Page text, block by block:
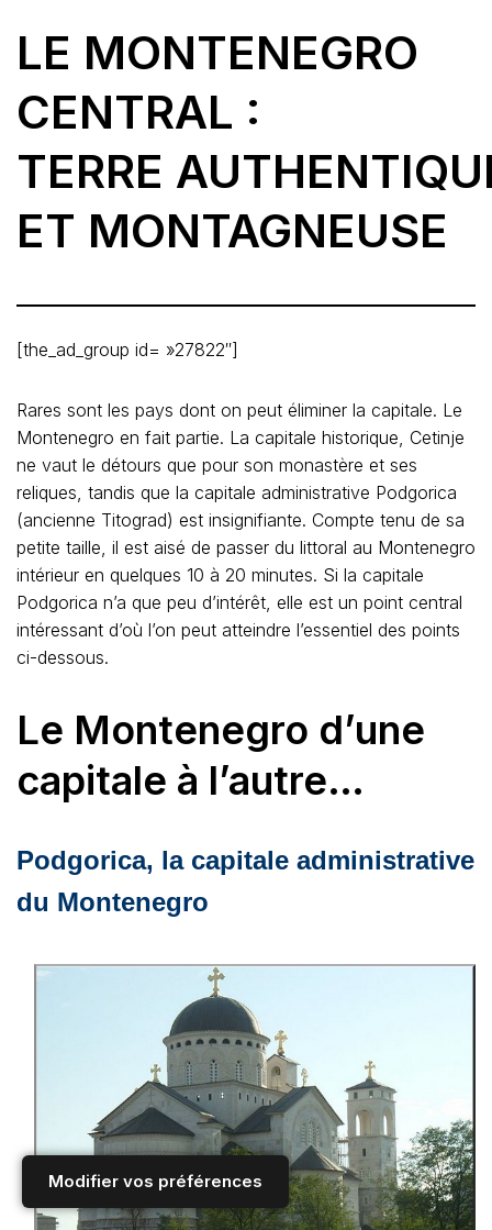
Modifier vos préférences
LE MONTENEGRO
CENTRAL :
TERRE
ET MONTAGNEUSE
[the_ad_group id= »27822″]
Rares sont les pays dont on peut éliminer la capitale. Le
Montenegro en fait partie. La capitale historique, Cetinje
ne vaut le détours que pour son monastère et ses
reliques, tandis que la capitale administrative Podgorica
(ancienne Titograd) est insignifiante. Compte tenu de sa
petite taille, il est aisé de passer du littoral au Montenegro
intérieur en quelques 10 à 20 minutes. Si la capitale
Podgorica n’a que peu d’intérêt, elle est un point central
intéressant d’où l’on peut atteindre l’essentiel des points
ci-dessous.
Le Montenegro d’une
capitale à l’autre…
Podgorica, la capitale administrative
du Montenegro